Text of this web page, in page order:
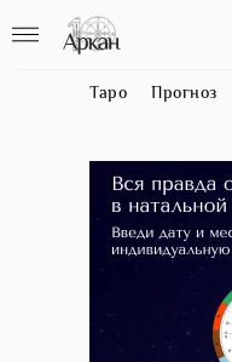
Таро Прогноз